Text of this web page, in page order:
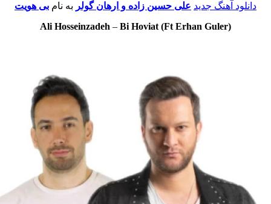
آهنگ جدید علی حسین زاده و ارهان گولربه نام بی هویت
Ali Hosseinzadeh–Bi Hoviat (Ft Erhan Guler)